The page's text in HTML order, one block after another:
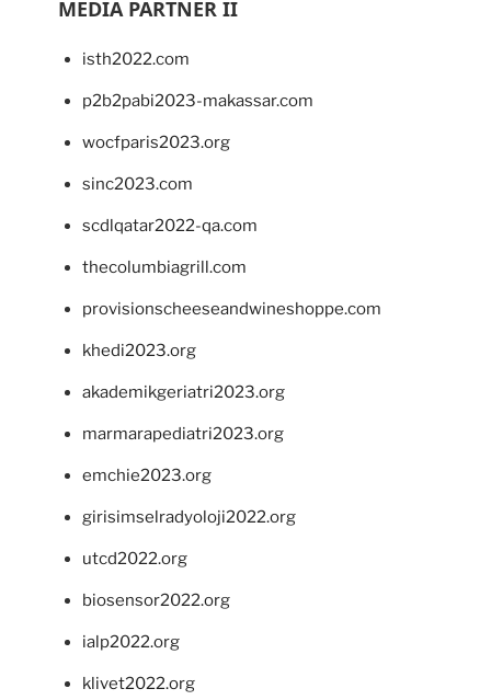
MEDIA PARTNER II
isth2022.com
p2b2pabi2023-makassar.com
wocfparis2023.org
sinc2023.com
scdlqatar2022-qa.com
thecolumbiagrill.com
provisionscheeseandwineshoppe.com
khedi2023.org
akademikgeriatri2023.org
marmarapediatri2023.org
emchie2023.org
girisimselradyoloji2022.org
utcd2022.org
biosensor2022.org
ialp2022.org
klivet2022.org